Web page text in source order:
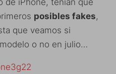
posibles fakes,
que veamos si
o no en julio…